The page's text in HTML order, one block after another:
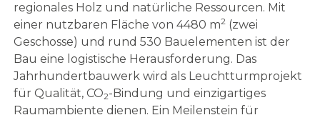
regionales Holz und natürliche Ressourcen. Mit
einer nutzbaren Fläche von 4480 m2(zwei
Geschosse) und rund 530 Bauelementen ist der
Bau eine logistische Herausforderung. Das
Jahrhundertbauwerk wird als Leuchtturmprojekt
für Qualität, CO2-Bindung und einzigartiges
Raumambiente dienen. Ein Meilenstein für